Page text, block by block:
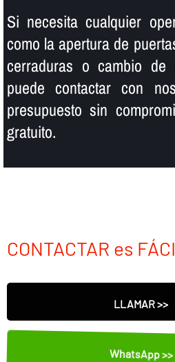
Si necesita cualquier
como la apertura de
cerraduras o cambio de
puede contactar con
presupuesto sin
gratuito.
CONTACTAR es
LLAMAR >>
WhatsApp >>